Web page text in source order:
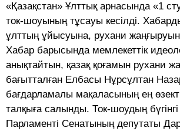
«Қазақстан» Ұлттық арнасында «1
ток-шоуының тұсауы кесілді.
ұлттың ұйысуына, рухани
Хабар барысында мемлекеттік
анықтайтын, қазақ қоғамын рухани
бағытталған Елбасы Нұрсұлтан
бағдарламалы мақаласының ең
талқыға салынды. Ток-шоудың
Парламенті Сенатының депутаты